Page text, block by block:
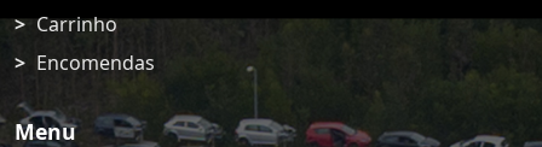
Carrinho
Encomendas
Menu